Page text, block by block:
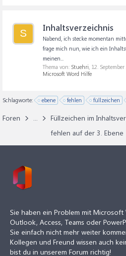
S Inhaltsverzeichnis
Nabend, ich stecke momentan
frage mich nun, wie ich ein
meinen...
Thema von: Stuehri, 12.
Microsoft Word Hilfe
Schlagworte: ebene fehlen füllzeichen
Foren ...
Füllzeichen im
fehlen auf der 3. Ebene
Sie haben ein Problem mit Microsoft
Outlook, Access, Teams oder
Sie einfach nicht mehr weiter
Kollegen und Freund wissen auch
bist du in unserem Forum richtig!